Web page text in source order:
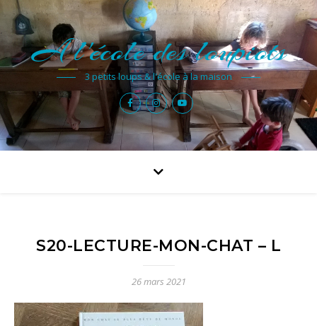
A l'école des loupiots
3 petits loups & l'école à la maison
S20-LECTURE-MON-CHAT – L
26 mars 2021